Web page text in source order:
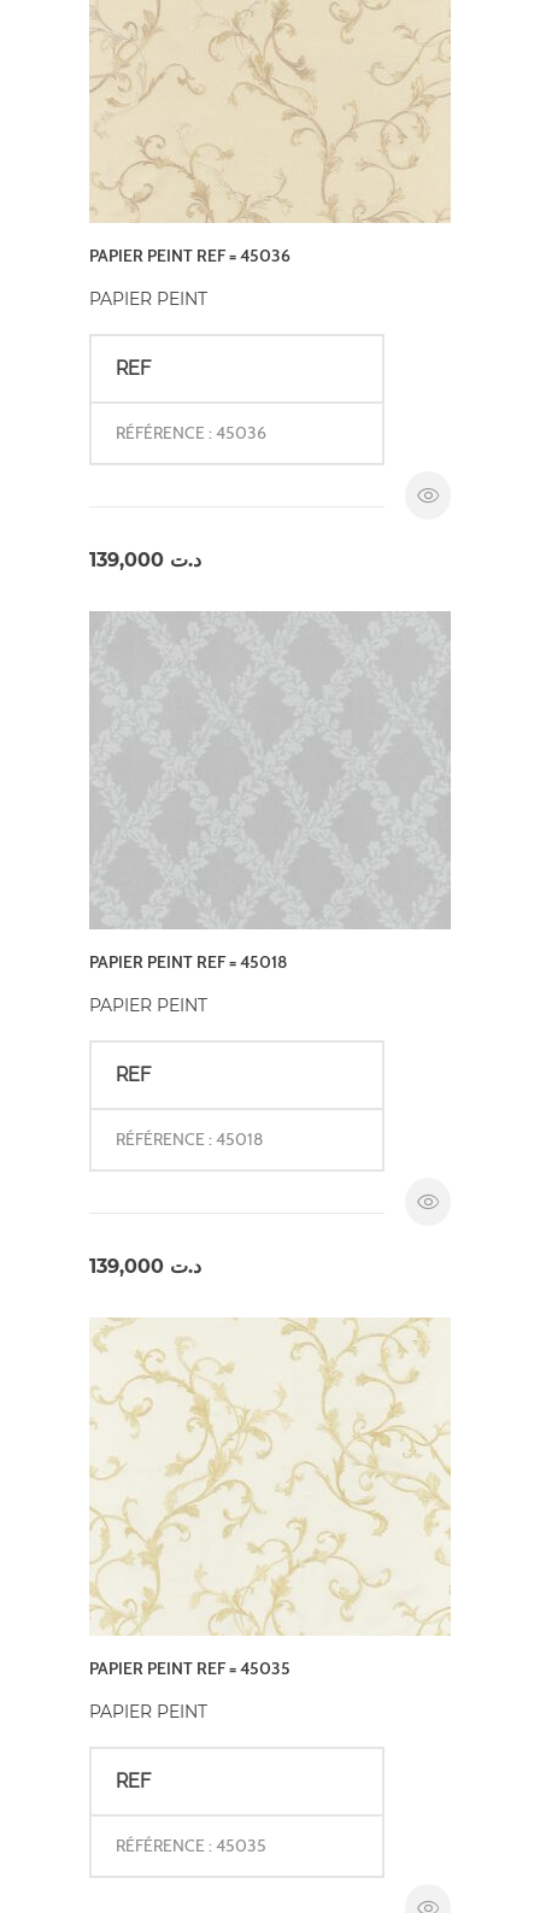
PAPIER PEINT REF = 45036
PAPIER PEINT
REF
RÉFÉRENCE : 45036
د.ت
PAPIER PEINT REF = 45018
PAPIER PEINT
REF
RÉFÉRENCE : 45018
د.ت
PAPIER PEINT REF = 45035
PAPIER PEINT
REF
RÉFÉRENCE : 45035